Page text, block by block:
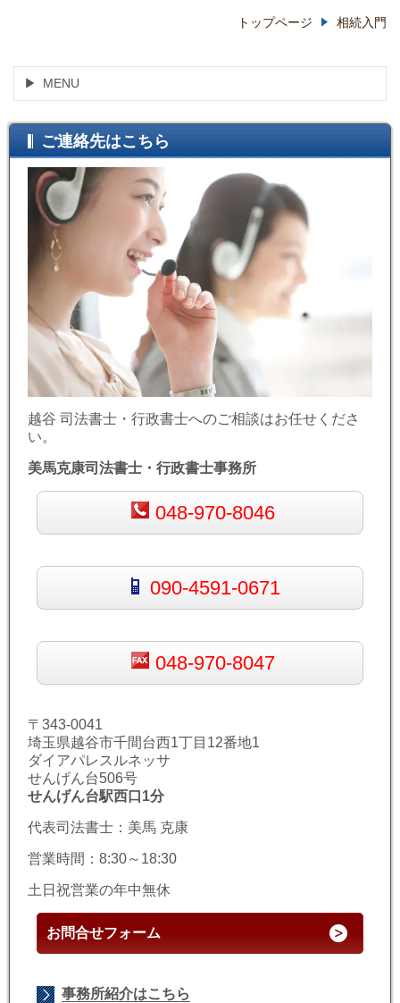
トップページ 相続入門
MENU
ご連絡先はこちら
越谷 司法書士・行政書士へのご相談はお任せくださ
い。
美馬克康司法書士・行政書士事務所
048-970-8046
090-4591-0671
048-970-8047
〒343-0041
埼玉県越谷市千間台西1丁目12番地1
ダイアパレスルネッサ
せんげん台506号
せんげん台駅西口1分
代表司法書士：美馬 克康
営業時間：8:30～18:30
土日祝営業の年中無休
お問合せフォーム
事務所紹介はこちら